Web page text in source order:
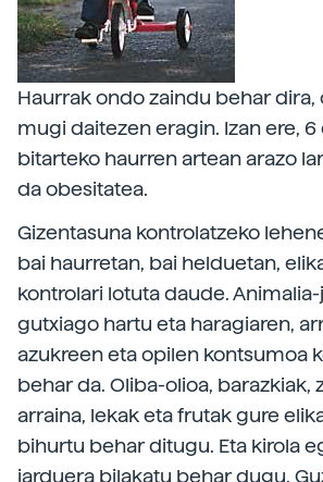
Haurrak ondo zaindu behar dira,
mugi daitezen eragin. Izan ere, 6
bitarteko haurren artean arazo
da obesitatea.
Gizentasuna kontrolatzeko
bai haurretan, bai helduetan,
kontrolari lotuta daude.
gutxiago hartu eta haragiaren,
azukreen eta opilen kontsumoa
behar da. Oliba-olioa, barazkiak,
arraina, lekak eta frutak gure
bihurtu behar ditugu. Eta kirola
jarduera bilakatu behar dugu.